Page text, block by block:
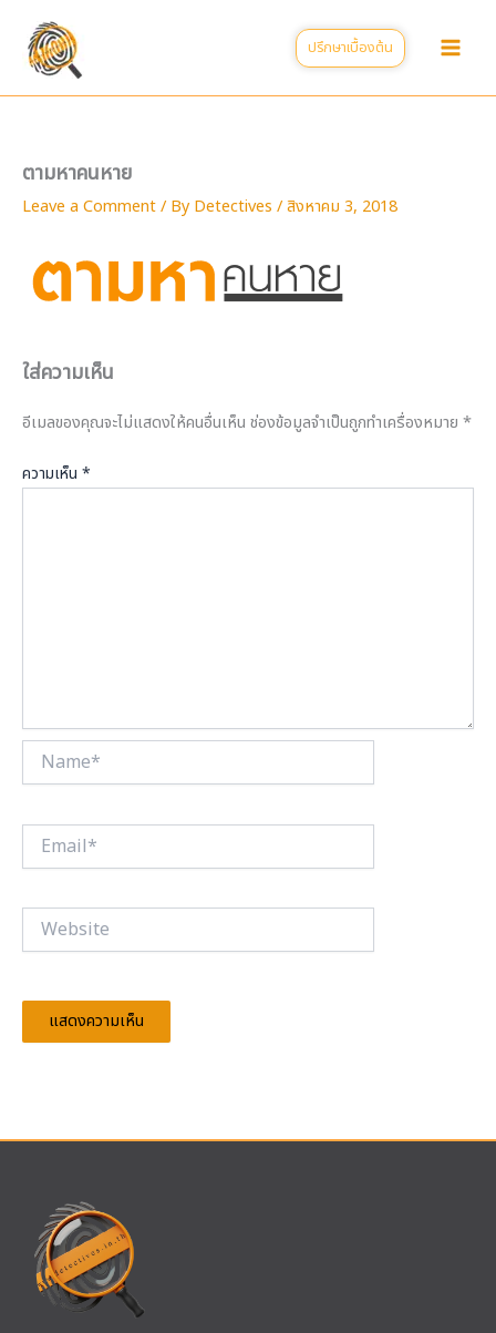
content
ปรึกษาเบื้องต้น
ตามหาคนหาย
Leave a Comment/ ByDetectives /สิงหาคม 3, 2018
ใส่ความเห็น
อีเมลของคุณจะไม่แสดงให้คนอื่นเห็น ช่องข้อมูลจำเป็นถูกทำเครื่องหมาย *
ความเห็น *
Name*
Email*
Website